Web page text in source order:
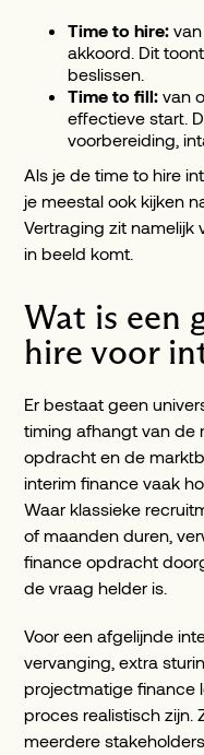
Time to hire:
akkoord. Dit
beslissen.
Time to fill: van
effectieve start.
voorbereiding,
Als je de time to hire
je meestal ook kijken
Vertraging zit namelijk
in beeld komt.
Wat is een
hire voor
Er bestaat geen
timing afhangt van de
opdracht en de
interim finance vaak
Waar klassieke
of maanden duren,
finance opdracht
de vraag helder is.
Voor een afgelijnde
vervanging, extra
projectmatige finance
proces realistisch zijn.
meerdere